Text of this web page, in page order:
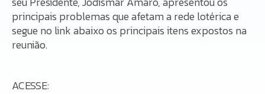
principais problemas que afetam a rede lotérica e
segue no link abaixo os principais itens expostos na
reunião.
ACESSE: